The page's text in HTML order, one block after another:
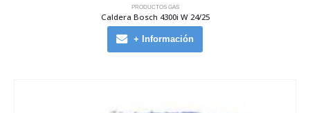
PRODUCTOS GAS
Caldera Bosch 4300i W 24/25
+ Información